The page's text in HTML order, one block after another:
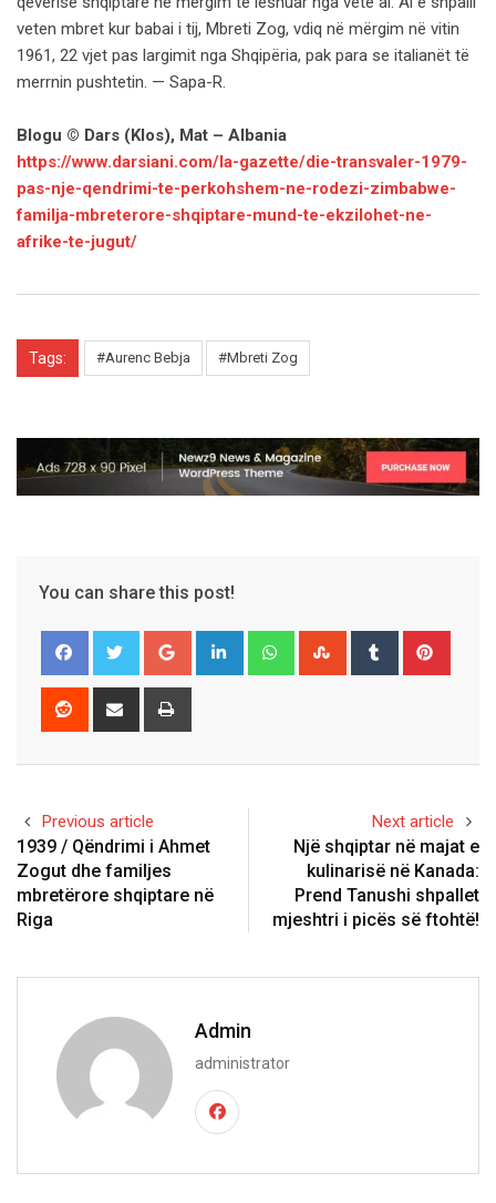
veten mbret kur babai i tij, Mbreti Zog, vdiq në mërgim në vitin
1961, 22 vjet pas largimit nga Shqipëria, pak para se italianët të
merrnin pushtetin. — Sapa-R.
Blogu © Dars (Klos), Mat – Albania
https://www.darsiani.com/la-gazette/die-transvaler-1979-
pas-nje-qendrimi-te-perkohshem-ne-rodezi-zimbabwe-
familja-mbreterore-shqiptare-mund-te-ekzilohet-ne-
afrike-te-jugut/
Tags: #Aurenc Bebja #Mbreti Zog
You can share this post!
Google+ LinkedIn WhatsappStumbleUpon
Tumblr
Reddit
Share
Previous article
1939 / Qëndrimi i Ahmet
Zogut dhe familjes
mbretërore shqiptare në
Riga
Next article
Një shqiptar në majat e
kulinarisë në Kanada:
Prend Tanushi shpallet
mjeshtri i picës së ftohtë!
Admin
administrator